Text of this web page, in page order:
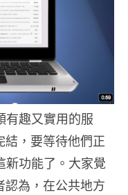
有趣又實用的服
，要等待他們正
新功能了。大家覺
為，在公共地方